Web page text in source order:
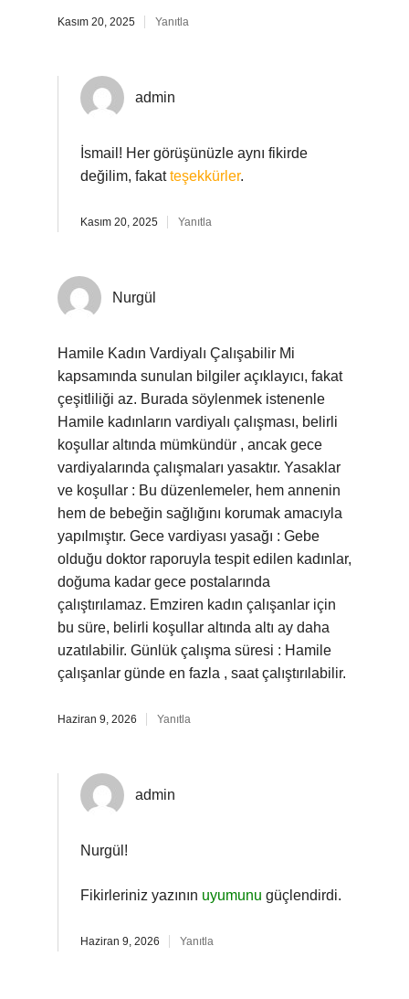
Kasım 20, 2025 Yanıtla
admin
İsmail! Her görüşünüzle aynı fikirde
değilim, fakatteşekkürler.
Kasım 20, 2025 Yanıtla
Nurgül
Hamile Kadın Vardiyalı Çalışabilir Mi
kapsamında sunulan bilgiler açıklayıcı, fakat
çeşitliliği az. Burada söylenmek istenenle
Hamile kadınların vardiyalı çalışması, belirli
koşullar altında mümkündür , ancak gece
vardiyalarında çalışmaları yasaktır. Yasaklar
ve koşullar : Bu düzenlemeler, hem annenin
hem de bebeğin sağlığını korumak amacıyla
yapılmıştır. Gece vardiyası yasağı : Gebe
olduğu doktor raporuyla tespit edilen kadınlar,
doğuma kadar gece postalarında
çalıştırılamaz. Emziren kadın çalışanlar için
bu süre, belirli koşullar altında altı ay daha
uzatılabilir. Günlük çalışma süresi : Hamile
çalışanlar günde en fazla , saat çalıştırılabilir.
Haziran 9, 2026 Yanıtla
admin
Nurgül!
Fikirleriniz yazının uyumunu güçlendirdi.
Haziran 9, 2026 Yanıtla